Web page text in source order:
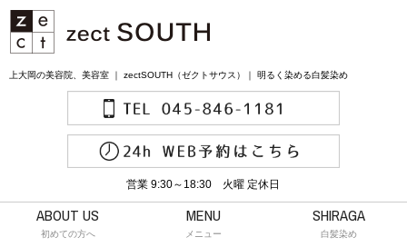
上大岡の美容院、美容室 ｜ zectSOUTH（ゼクトサウス）｜ 明るく染める白髪染め
営業 9:30～18:30 火曜 定休日
ABOUT US
初めての方へ
MENU
メニュー
SHIRAGA
白髪染め